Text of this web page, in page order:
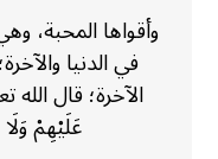
وأقواها المحبة،
في الدنيا
الآخرة؛ قال الله
عَلَيْهِمْ